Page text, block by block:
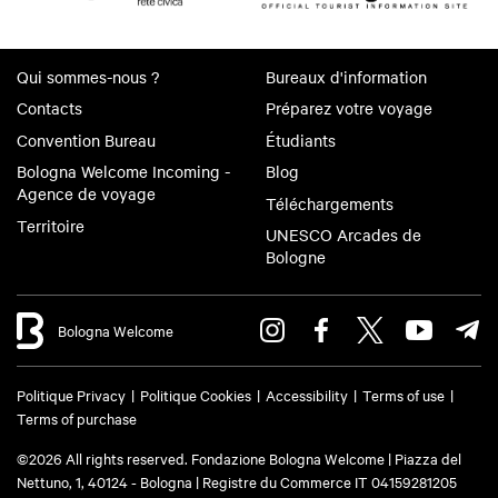
Visite guidée du Palazzo dell'Archiginnasio
Du lundi au samedi
ITA :11h30, 15h30, 16h40
ENG : 10h20, 14h20, 16h00, 17h10
Durée :
1 heure
Visite guidée du Palazzo dell'Archiginnasio
1 heure et 15 minutes
Modalités d'annulation :
Qui sommes-nous ?
Contacts
Convention Bureau
Bologna Welcome Incoming -
Agence de voyage
Territoire
Bureaux d'information
Préparez votre voyage
Étudiants
Blog
Téléchargements
UNESCO Arcades de
Bologne
Bologna Welcome
Politique Privacy Politique Cookies Accessibility
Terms of use
Terms of purchase
©2026 All rights reserved. Fondazione Bologna Welcome | Piazza del
Nettuno, 1, 40124 - Bologna | Registre du Commerce IT 04159281205